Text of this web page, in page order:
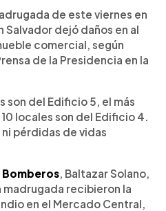
de este viernes en
Salvador dejó daños en al
comercial, según
de la Presidencia en la
son del Edificio 5, el más
locales son del Edificio 4.
pérdidas de vidas
Bomberos , Baltazar Solano,
madrugada recibieron la
en el Mercado Central,